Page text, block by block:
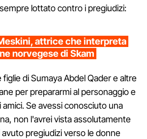
lottato contro i pregiudizi:
attrice che interpreta
norvegese di Skam
di Sumaya Abdel Qader e altre
per prepararmi al personaggio e
Se avessi conosciuto una
non l'avrei vista assolutamente
avuto pregiudizi verso le donne